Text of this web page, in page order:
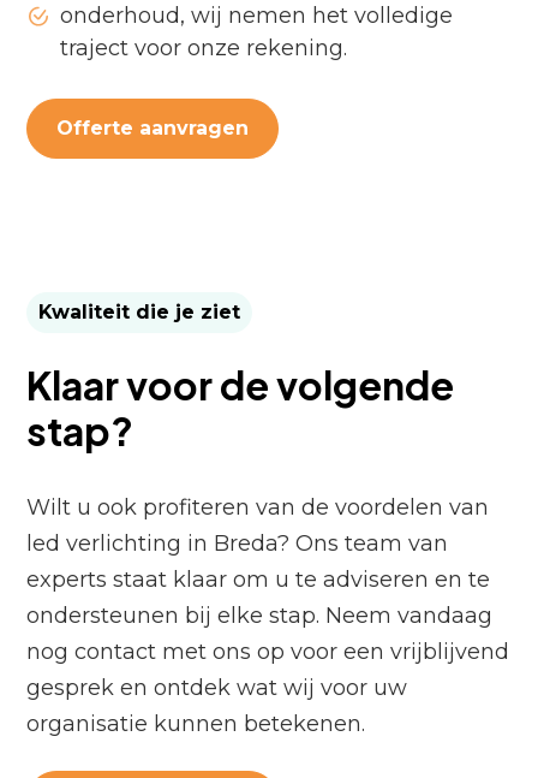
onderhoud, wij nemen het volledige
traject voor onze rekening.
Offerte aanvragen
Kwaliteit die je ziet
Klaar voor de volgende
stap?
Wilt u ook profiteren van de voordelen van
led verlichting in Breda? Ons team van
experts staat klaar om u te adviseren en te
ondersteunen bij elke stap. Neem vandaag
nog contact met ons op voor een vrijblijvend
gesprek en ontdek wat wij voor uw
organisatie kunnen betekenen.